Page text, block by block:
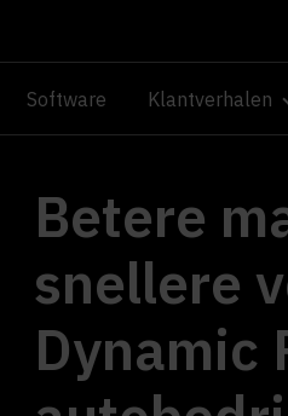
Software Klantverhalen
Betere
snellere
Dynamic